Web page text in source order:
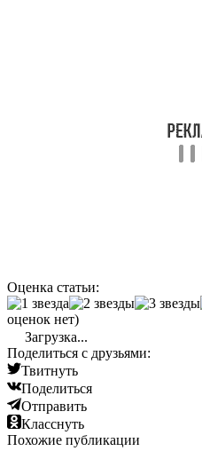
Оценка статьи:
оценок нет)
Загрузка...
Поделиться с друзьями:
Твитнуть
Поделиться
Отправить
Класснуть
Похожие публикации